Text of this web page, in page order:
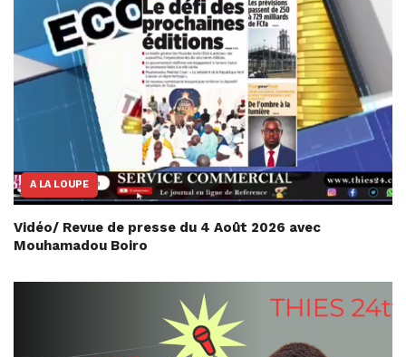
A LA LOUPE
Vidéo/ Revue de presse du 4 Août 2026 avec
Mouhamadou Boiro